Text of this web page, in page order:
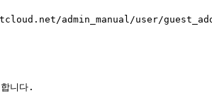
admin_manual/user/guest_add)
니다.